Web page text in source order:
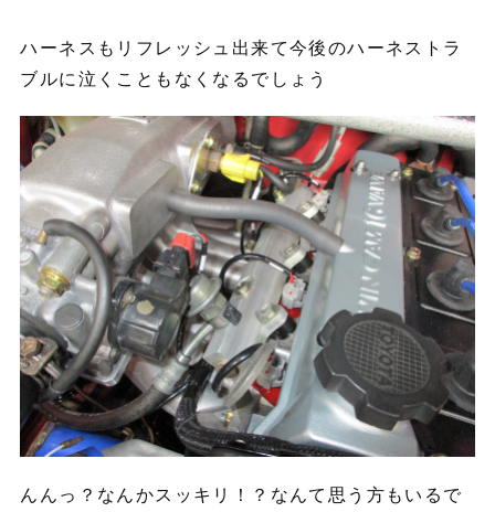
ハーネスもリフレッシュ出来て今後のハーネストラ
ブルに泣くこともなくなるでしょう
んんっ？なんかスッキリ！？なんて思う方もいるで